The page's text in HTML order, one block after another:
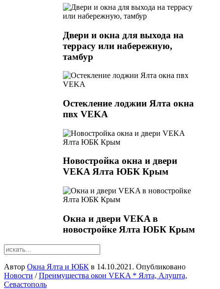
Двери и окна для выхода на
террасу или набережную,
тамбур
Остекление лоджии Ялта окна
пвх VEKA
Новостройка окна и двери
VEKA Ялта ЮБК Крым
Окна и двери VEKA в
новостройке Ялта ЮБК Крым
Автор Окна Ялта и ЮБК в 14.10.2021 . Опубликовано
Новости /Преимущества окон VEKA * Ялта, Алушта,
Севастополь